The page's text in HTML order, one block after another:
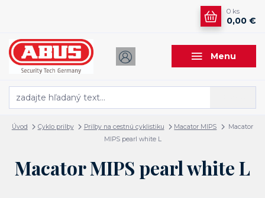
Menu
0 ks
0,00 €
Úvod Cyklo prilby Prilby na cestnú cyklistiku Macator MIPS
Macator
MIPS pearl white L
Macator MIPS pearl white L